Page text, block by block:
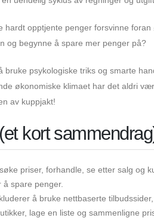
opptjente penger forsvinne
og begynne å spare mer penger på?
bruke psykologiske triks og smarte
økonomiske klimaet har det aldri
av kuppjakt!
kort
priser, forhandle, se etter salg og
spare penger.
å bruke nettbaserte
lage en liste og sammenligne